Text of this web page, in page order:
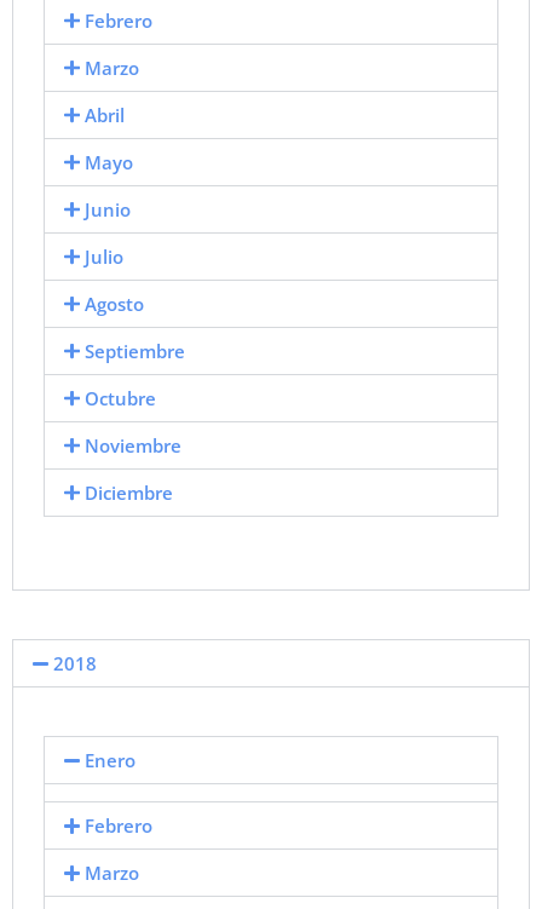
Febrero
Marzo
Abril
Mayo
Junio
Julio
Agosto
Septiembre
Octubre
Noviembre
Diciembre
2018
Enero
Febrero
Marzo